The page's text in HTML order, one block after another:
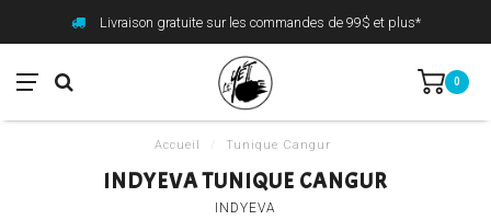
Livraison gratuite sur les commandes de 99$ et plus*
0
Accueil Tunique Cangur
INDYEVA TUNIQUE CANGUR
INDYEVA